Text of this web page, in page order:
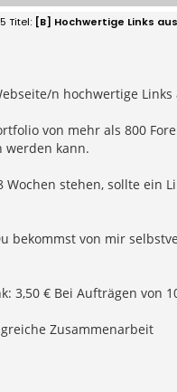
[B] Hochwertige Links
n hochwertige
von mehr als 800
werden kann.
Wochen stehen, sollte ein
bekommst von mir
3,50 € Bei Aufträgen von
Zusammenarbeit